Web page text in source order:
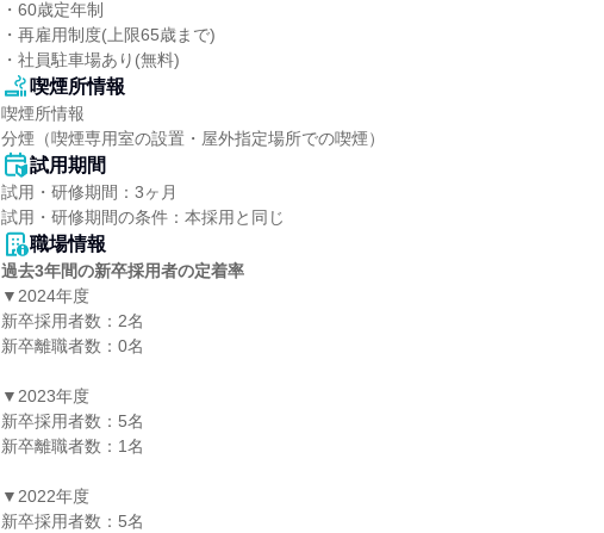
・60歳定年制
・再雇用制度(上限65歳まで)
・社員駐車場あり(無料)
喫煙所情報
喫煙所情報
分煙（喫煙専用室の設置・屋外指定場所での喫煙）
試用期間
試用・研修期間：3ヶ月
職場情報
過去3年間の新卒採用者の定着率
▼2024年度
新卒採用者数：2名
新卒離職者数：0名
▼2023年度
新卒採用者数：5名
新卒離職者数：1名
▼2022年度
新卒採用者数：5名